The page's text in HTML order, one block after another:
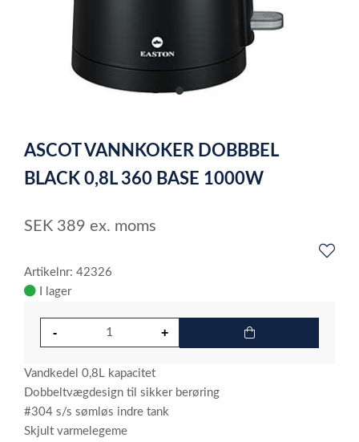
item
of
1
ASCOT VANNKOKER DOBBBEL
BLACK 0,8L 360 BASE 1000W
SEK 389 ex. moms
Artikelnr: 42326
I lager
Vandkedel 0,8L kapacitet
Dobbeltvægdesign til sikker berøring
#304 s/s sømløs indre tank
Skjult varmelegeme